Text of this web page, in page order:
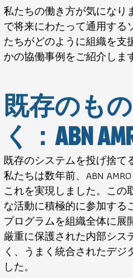
私たちの働き方が気になり
で将来にわたって通用す
たちがどのように組織を支
かの協働事例をご紹介しま
既存のも
く：ABN
既存のシステムを投げ捨て
私たちは数年前、ABN
これを実現しました。こ
な活動に積極的に参加す
プログラムを組織全体に展
厳重に保護された内部シス
く、うまく統合されたデ
した。